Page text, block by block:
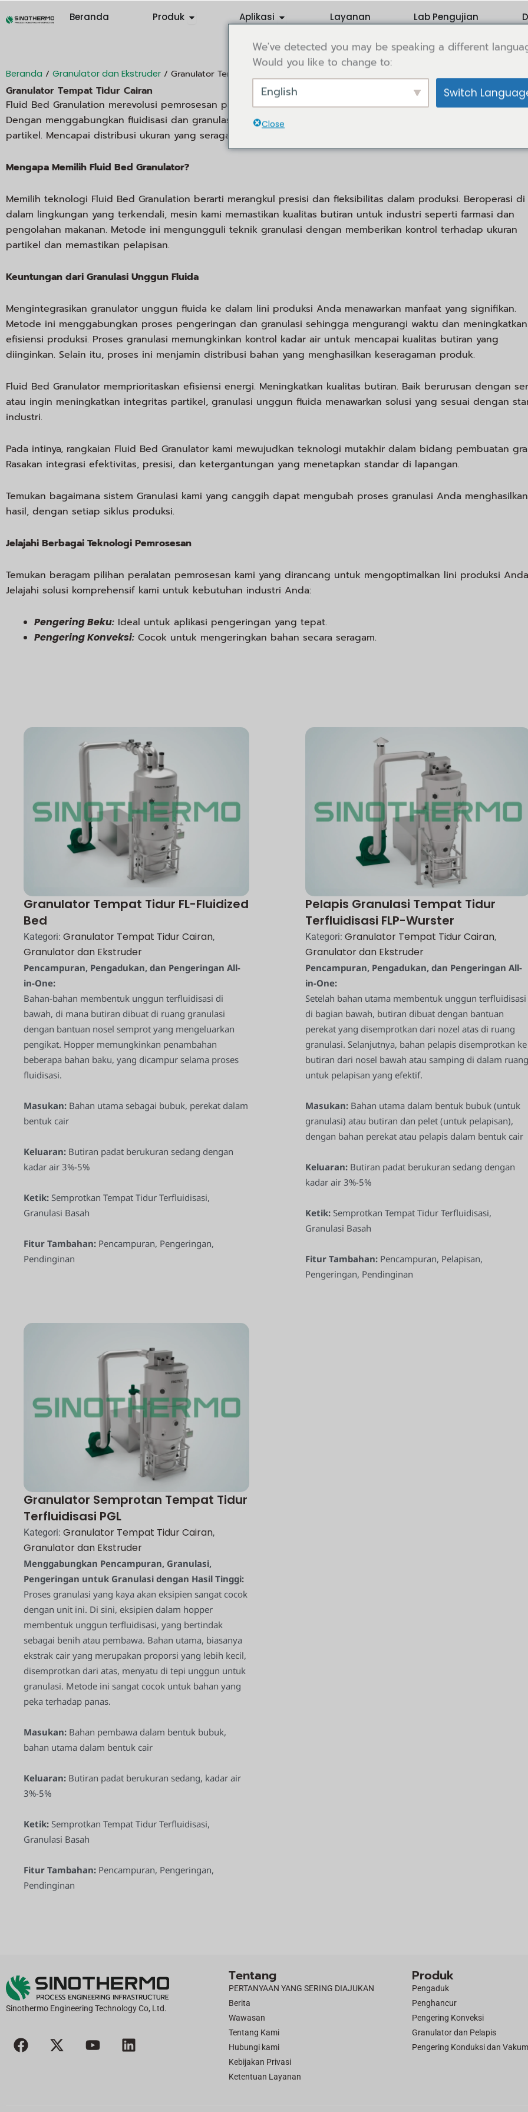
ke
Beranda Produk Abrir ProductsAplikasi Abrir Application
Layanan Lab Pengujian
Beranda / Granulator dan Ekstruder / Granulator Tempat Tidur Fluida
Granulator Tempat Tidur Cairan
Fluid Bed Granulation merevolusi pemrosesan partikel melalui teknologi yang mengoptimalkan pembentukan.
Dengan menggabungkan fluidisasi dan granulasi, teknik ini meningkatkan efisiensi dan konsistensi dalam
partikel. Mencapai distribusi ukuran yang seragam.
Mengapa Memilih Fluid Bed Granulator?
Memilih teknologi Fluid Bed Granulation berarti merangkul presisi dan fleksibilitas dalam produksi. Beroperasi di
dalam lingkungan yang terkendali, mesin kami memastikan kualitas butiran untuk industri seperti farmasi dan
pengolahan makanan. Metode ini mengungguli teknik granulasi dengan memberikan kontrol terhadap ukuran
partikel dan memastikan pelapisan.
Keuntungan dari Granulasi Unggun Fluida
Mengintegrasikan granulator unggun fluida ke dalam lini produksi Anda menawarkan manfaat yang signifikan.
Metode ini menggabungkan proses pengeringan dan granulasi sehingga mengurangi waktu dan meningkatkan
efisiensi produksi. Proses granulasi memungkinkan kontrol kadar air untuk mencapai kualitas butiran yang
diinginkan. Selain itu, proses ini menjamin distribusi bahan yang menghasilkan keseragaman produk.
Fluid Bed Granulator memprioritaskan efisiensi energi. Meningkatkan kualitas butiran. Baik berurusan dengan
atau ingin meningkatkan integritas partikel, granulasi unggun fluida menawarkan solusi yang sesuai dengan
industri.
Pada intinya, rangkaian Fluid Bed Granulator kami mewujudkan teknologi mutakhir dalam bidang pembuatan
Rasakan integrasi efektivitas, presisi, dan ketergantungan yang menetapkan standar di lapangan.
Temukan bagaimana sistem Granulasi kami yang canggih dapat mengubah proses granulasi Anda menghasilkan
hasil, dengan setiap siklus produksi.
Jelajahi Berbagai Teknologi Pemrosesan
Temukan beragam pilihan peralatan pemrosesan kami yang dirancang untuk mengoptimalkan lini produksi
Jelajahi solusi komprehensif kami untuk kebutuhan industri Anda:
Pengering Beku: Ideal untuk aplikasi pengeringan yang tepat.
Pengering Konveksi: Cocok untuk mengeringkan bahan secara seragam.
Granulator Tempat Tidur FL-Fluidized
Bed
Kategori: Granulator Tempat Tidur Cairan,
Granulator dan Ekstruder
Pencampuran, Pengadukan, dan Pengeringan All-
in-One:
Bahan-bahan membentuk unggun terfluidisasi di
bawah, di mana butiran dibuat di ruang granulasi
dengan bantuan nosel semprot yang mengeluarkan
pengikat. Hopper memungkinkan penambahan
beberapa bahan baku, yang dicampur selama proses
fluidisasi.
Masukan: Bahan utama sebagai bubuk, perekat dalam
bentuk cair
Keluaran: Butiran padat berukuran sedang dengan
kadar air 3%-5%
Ketik: Semprotkan Tempat Tidur Terfluidisasi,
Granulasi Basah
Fitur Tambahan: Pencampuran, Pengeringan,
Pendinginan
Pelapis Granulasi Tempat Tidur
Terfluidisasi FLP-Wurster
Kategori: Granulator Tempat Tidur Cairan,
Granulator dan Ekstruder
Pencampuran, Pengadukan, dan Pengeringan All-
in-One:
Setelah bahan utama membentuk unggun terfluidisasi
di bagian bawah, butiran dibuat dengan bantuan
perekat yang disemprotkan dari nozel atas di ruang
granulasi. Selanjutnya, bahan pelapis disemprotkan ke
butiran dari nosel bawah atau samping di dalam ruang
untuk pelapisan yang efektif.
Masukan: Bahan utama dalam bentuk bubuk (untuk
granulasi) atau butiran dan pelet (untuk pelapisan),
dengan bahan perekat atau pelapis dalam bentuk cair
Keluaran: Butiran padat berukuran sedang dengan
kadar air 3%-5%
Ketik: Semprotkan Tempat Tidur Terfluidisasi,
Granulasi Basah
Fitur Tambahan: Pencampuran, Pelapisan,
Pengeringan, Pendinginan
Granulator Semprotan Tempat Tidur
Terfluidisasi PGL
Kategori: Granulator Tempat Tidur Cairan,
Granulator dan Ekstruder
Menggabungkan Pencampuran, Granulasi,
Pengeringan untuk Granulasi dengan Hasil Tinggi:
Proses granulasi yang kaya akan eksipien sangat cocok
dengan unit ini. Di sini, eksipien dalam hopper
membentuk unggun terfluidisasi, yang bertindak
sebagai benih atau pembawa. Bahan utama, biasanya
ekstrak cair yang merupakan proporsi yang lebih kecil,
disemprotkan dari atas, menyatu di tepi unggun untuk
granulasi. Metode ini sangat cocok untuk bahan yang
peka terhadap panas.
Masukan: Bahan pembawa dalam bentuk bubuk,
bahan utama dalam bentuk cair
Keluaran: Butiran padat berukuran sedang, kadar air
3%-5%
Ketik: Semprotkan Tempat Tidur Terfluidisasi,
Granulasi Basah
Fitur Tambahan: Pencampuran, Pengeringan,
Pendinginan
Sinothermo Engineering Technology Co, Ltd.
F
a
X
-
Y
o
L
i
Tentang
PERTANYAAN YANG SERING DIAJUKAN
Berita
Wawasan
Tentang Kami
Hubungi kami
Kebijakan Privasi
Ketentuan Layanan
Produk
Pengaduk
Penghancur
Pengering Konveksi
Granulator dan Pelapis
Pengering Konduksi dan Vakum
We've detected you may be speaking a different
Would you like to change to:
English Switch
Close